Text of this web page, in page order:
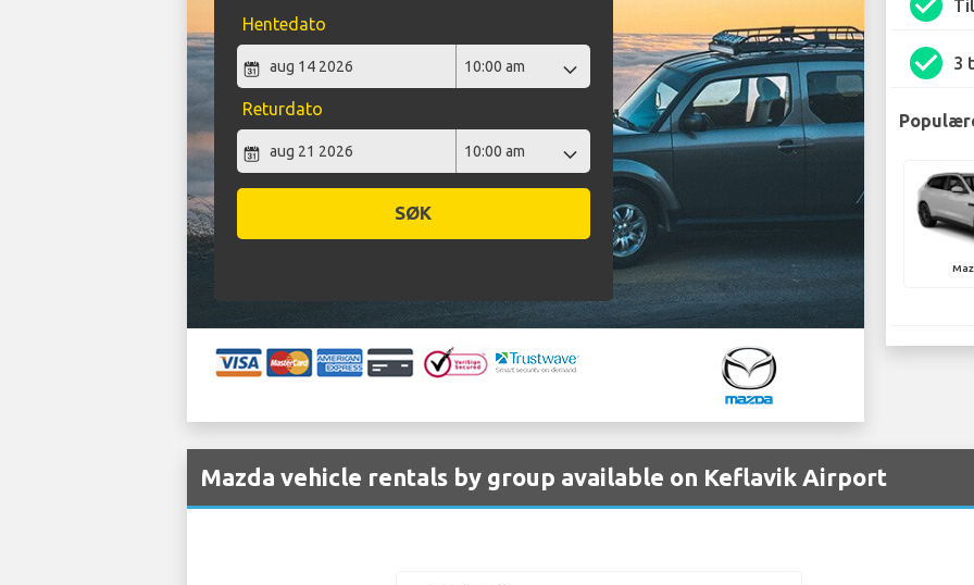
Hentedato
Returdato
SØK
check_circle 3
Mazda vehicle rentals by group available on Keflavik Airport